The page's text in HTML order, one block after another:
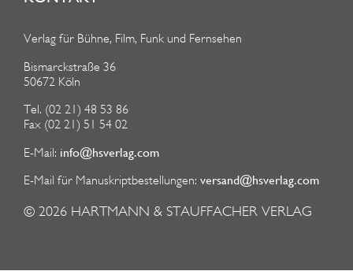
Verlag für Bühne, Film, Funk und Fernsehen
Bismarckstraße 36
50672 Köln
Tel. (02 21) 48 53 86
Fax (02 21) 51 54 02
E-Mail: info@hsverlag.com
E-Mail für Manuskriptbestellungen: versand@hsverlag.com
© 2026 HARTMANN & STAUFFACHER VERLAG